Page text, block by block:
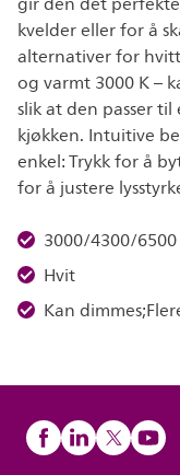
kvelder eller for å
alternativer for
og varmt 3000 K –
slik at den passer
kjøkken. Intuitive
enkel: Trykk for å
for å justere
3000/4300/6500
Hvit
Kan